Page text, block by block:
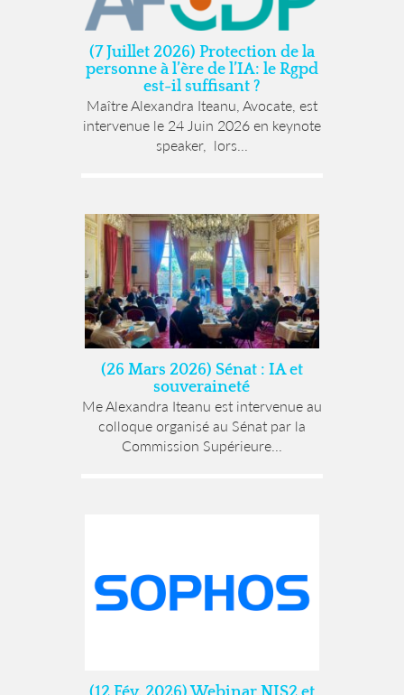
(7 Juillet 2026) Protection de la
personne à l’ère de l’IA: le Rgpd
est-il suffisant ?
Maître Alexandra Iteanu, Avocate, est
intervenue le 24 Juin 2026 en keynote
speaker, lors...
(26 Mars 2026) Sénat : IA et
souveraineté
Me Alexandra Iteanu est intervenue au
colloque organisé au Sénat par la
Commission Supérieure...